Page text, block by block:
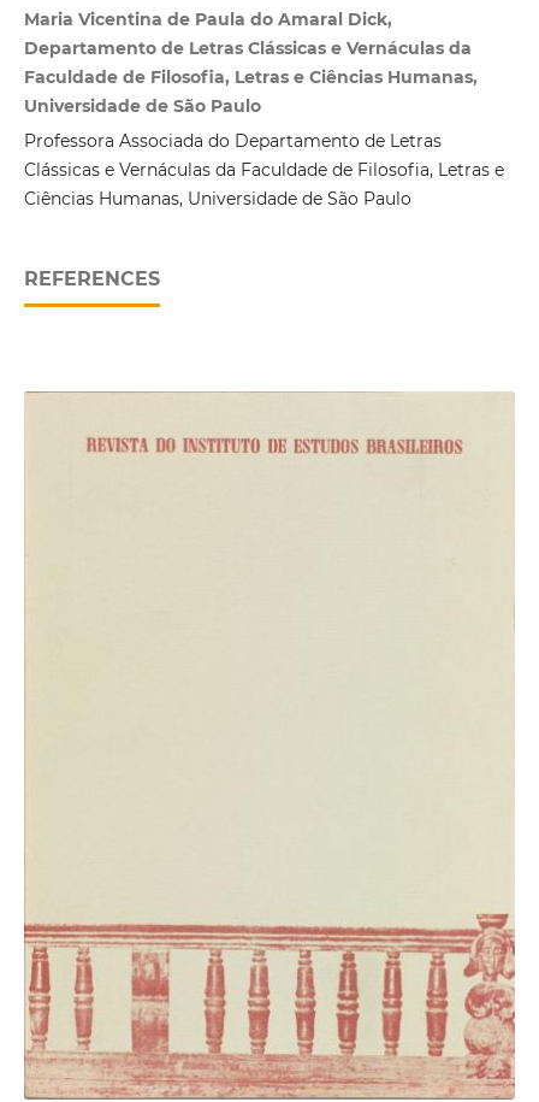
Maria Vicentina de Paula do Amaral Dick,
Departamento de Letras Clássicas e Vernáculas da
Faculdade de Filosofia, Letras e Ciências Humanas,
Universidade de São Paulo
Professora Associada do Departamento de Letras
Clássicas e Vernáculas da Faculdade de Filosofia, Letras e
Ciências Humanas, Universidade de São Paulo
REFERENCES